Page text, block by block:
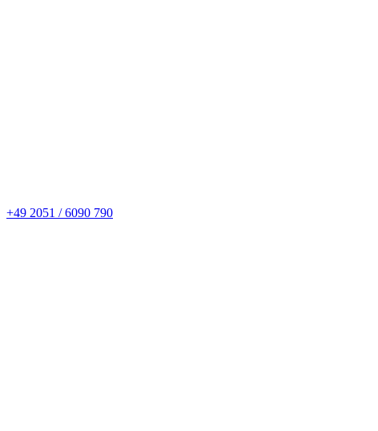
+49 2051 / 6090 790